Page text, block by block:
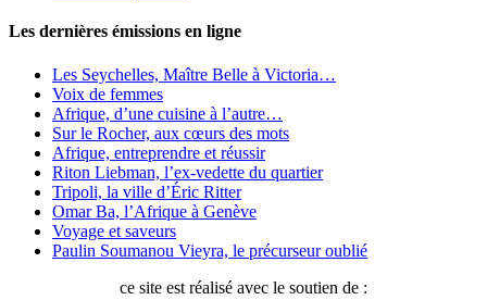
Les dernières émissions en ligne
Les Seychelles, Maître Belle à Victoria…
Voix de femmes
Afrique, d’une cuisine à l’autre…
Sur le Rocher, aux cœurs des mots
Afrique, entreprendre et réussir
Riton Liebman, l’ex-vedette du quartier
Tripoli, la ville d’Éric Ritter
Omar Ba, l’Afrique à Genève
Voyage et saveurs
Paulin Soumanou Vieyra, le précurseur oublié
ce site est réalisé avec le soutien de :